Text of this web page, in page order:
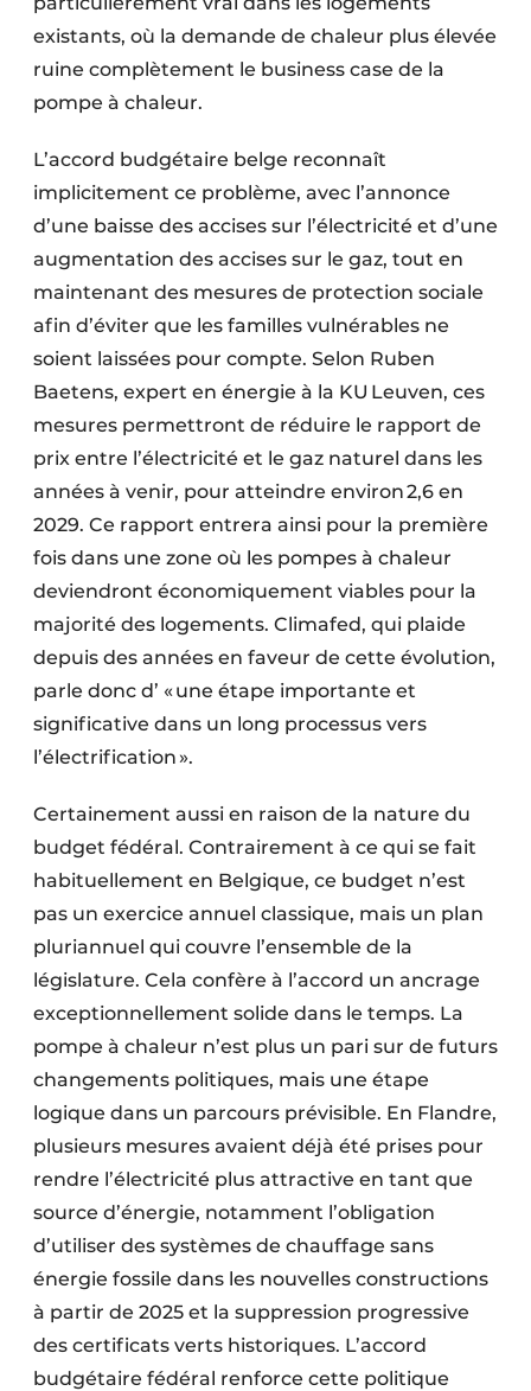
existants, où la demande de chaleur plus élevée
ruine complètement le business case de la
pompe à chaleur.
L’accord budgétaire belge reconnaît
implicitement ce problème, avec l’annonce
d’une baisse des accises sur l’électricité et d’une
augmentation des accises sur le gaz, tout en
maintenant des mesures de protection sociale
afin d’éviter que les familles vulnérables ne
soient laissées pour compte. Selon Ruben
Baetens, expert en énergie à la KU Leuven, ces
mesures permettront de réduire le rapport de
prix entre l’électricité et le gaz naturel dans les
années à venir, pour atteindre environ 2,6 en
2029. Ce rapport entrera ainsi pour la première
fois dans une zone où les pompes à chaleur
deviendront économiquement viables pour la
majorité des logements. Climafed, qui plaide
depuis des années en faveur de cette évolution,
parle donc d’ « une étape importante et
significative dans un long processus vers
l’électrification ».
Certainement aussi en raison de la nature du
budget fédéral. Contrairement à ce qui se fait
habituellement en Belgique, ce budget n’est
pas un exercice annuel classique, mais un plan
pluriannuel qui couvre l’ensemble de la
législature. Cela confère à l’accord un ancrage
exceptionnellement solide dans le temps. La
pompe à chaleur n’est plus un pari sur de futurs
changements politiques, mais une étape
logique dans un parcours prévisible. En Flandre,
plusieurs mesures avaient déjà été prises pour
rendre l’électricité plus attractive en tant que
source d’énergie, notamment l’obligation
d’utiliser des systèmes de chauffage sans
énergie fossile dans les nouvelles constructions
à partir de 2025 et la suppression progressive
des certificats verts historiques. L’accord
budgétaire fédéral renforce cette politique